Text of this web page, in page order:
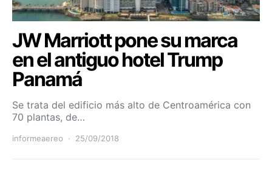
JW Marriott pone su marca
en el antiguo hotel Trump
Panamá
Se trata del edificio más alto de Centroamérica con
70 plantas, de…
informeaereo 25/09/2018